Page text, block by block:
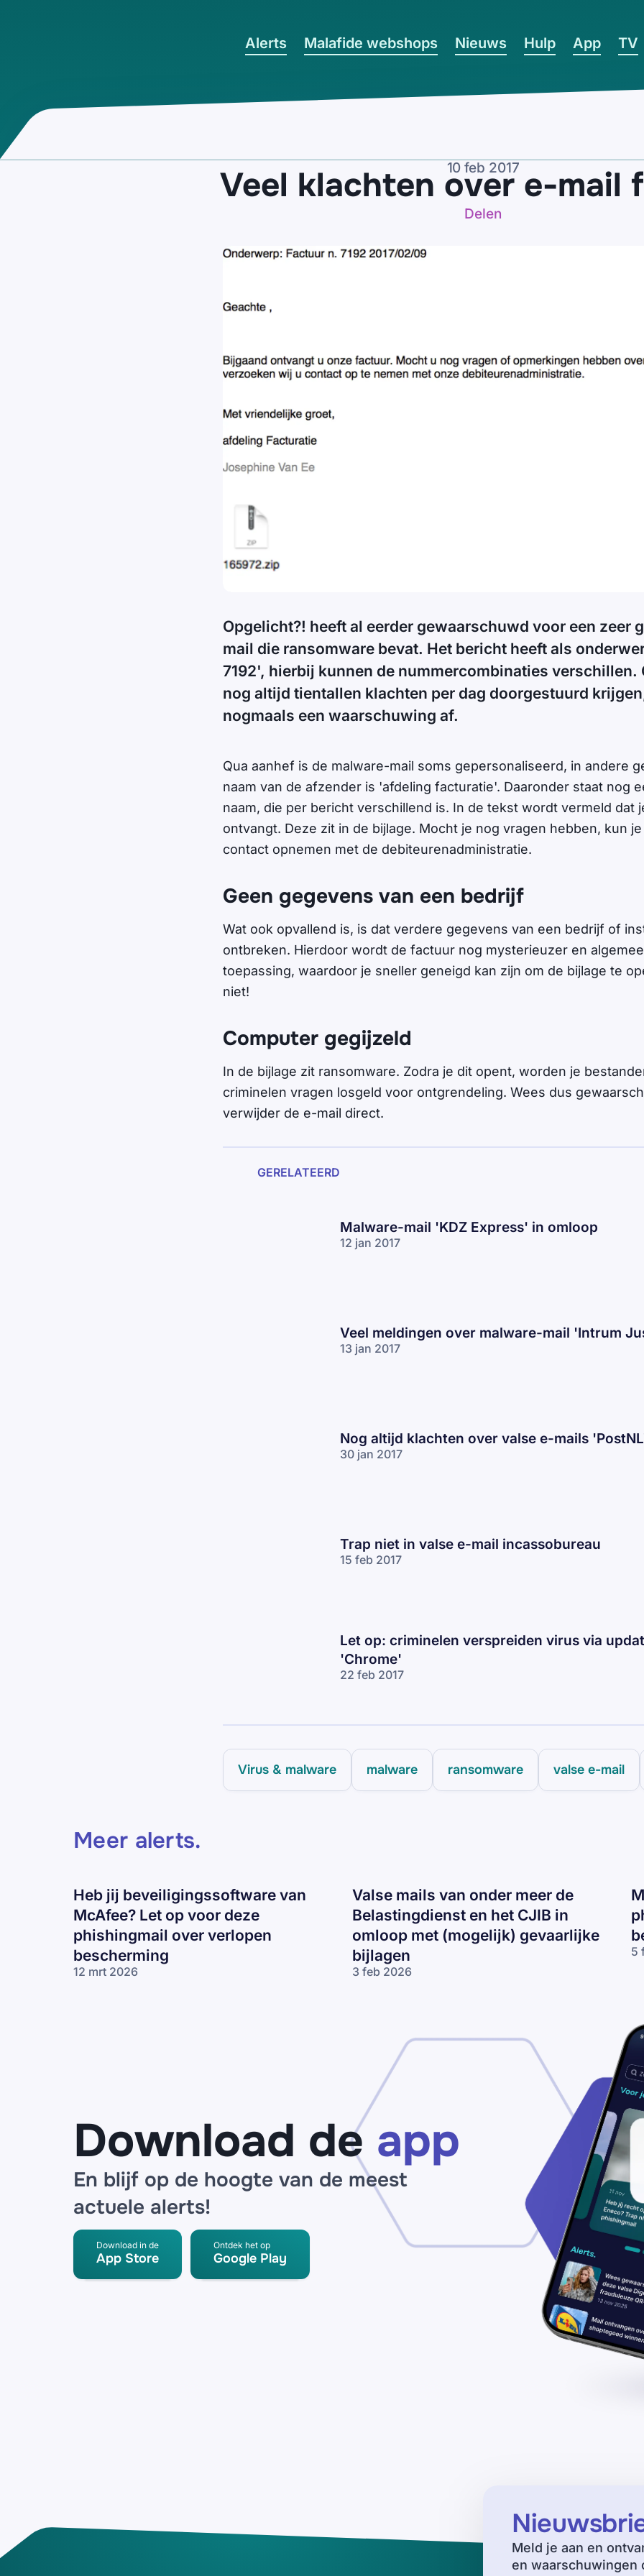
Alerts Malafide webshops Nieuws Hulp App TV
10 feb 2017
Veel klachten over e-mail
Delen
Opgelicht?! heeft al eerder gewaarschuwd voor een zeer
mail die ransomware bevat. Het bericht heeft als
7192', hierbij kunnen de nummercombinaties verschillen.
nog altijd tientallen klachten per dag doorgestuurd
nogmaals een waarschuwing af.
Qua aanhef is de malware-mail soms gepersonaliseerd, in andere
naam van de afzender is 'afdeling facturatie'. Daaronder staat nog
naam, die per bericht verschillend is. In de tekst wordt vermeld dat
ontvangt. Deze zit in de bijlage. Mocht je nog vragen hebben, kun
contact opnemen met de debiteurenadministratie.
Geen gegevens van een bedrijf
Wat ook opvallend is, is dat verdere gegevens van een bedrijf of
ontbreken. Hierdoor wordt de factuur nog mysterieuzer en
toepassing, waardoor je sneller geneigd kan zijn om de bijlage te
niet!
Computer gegijzeld
In de bijlage zit ransomware. Zodra je dit opent, worden je
criminelen vragen losgeld voor ontgrendeling. Wees dus
verwijder de e-mail direct.
GERELATEERD
Malware-mail 'KDZ Express' in omloop
12 jan 2017
Veel meldingen over malware-mail 'Intrum
13 jan 2017
Nog altijd klachten over valse e-mails
30 jan 2017
Trap niet in valse e-mail incassobureau
15 feb 2017
Let op: criminelen verspreiden virus via
'Chrome'
22 feb 2017
Virus & malware malware ransomware valse e-mail
Meer alerts.
Heb jij beveiligingssoftware van
McAfee? Let op voor deze
phishingmail over verlopen
bescherming
12 mrt 2026
Valse mails van onder meer de
Belastingdienst en het CJIB in
omloop met (mogelijk) gevaarlijke
bijlagen
3 feb 2026
en het CJIB in
omloop met
(mogelijk)
gevaarlijke
bijlagen
5
Download de app
En blijf op de hoogte van de meest
actuele alerts!
Download in de
App Store
Ontdek het op
Google Play
Meld je aan en
en waarschuwingen